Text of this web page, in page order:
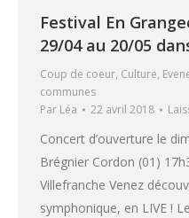
Festival En
29/04 au 20/05
Coup de coeur, Culture,
communes
Par Léa 22 avril 2018
Concert d’ouverture le
Brégnier Cordon (01)
Villefranche Venez
symphonique, en LIVE !